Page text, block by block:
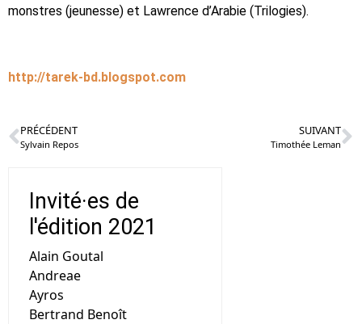
monstres (jeunesse) et Lawrence d’Arabie (Trilogies).
http://tarek-bd.blogspot.com
PRÉCÉDENT
Sylvain Repos
SUIVANT
Timothée Leman
Invité·es de
l'édition 2021
Alain Goutal
Andreae
Ayros
Bertrand Benoît